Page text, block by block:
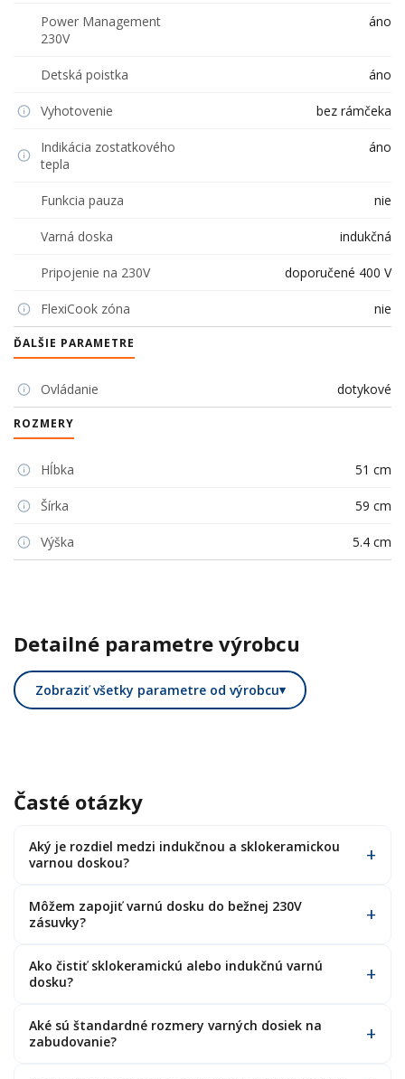
Power Management
230V
áno
Detská poistka áno
Vyhotovenie bez rámčeka
Indikácia zostatkového
tepla
áno
Funkcia pauza nie
Varná doska indukčná
Pripojenie na 230V doporučené 400 V
FlexiCook zóna nie
ĎALŠIE PARAMETRE
Ovládanie dotykové
ROZMERY
Hĺbka 51 cm
Šírka 59 cm
Výška 5.4 cm
Detailné parametre výrobcu
Zobraziť všetky parametre od výrobcu▾
Časté otázky
Aký je rozdiel medzi indukčnou a sklokeramickou
varnou doskou?
Môžem zapojiť varnú dosku do bežnej 230V
zásuvky?
Ako čistiť sklokeramickú alebo indukčnú varnú
dosku?
Aké sú štandardné rozmery varných dosiek na
zabudovanie?